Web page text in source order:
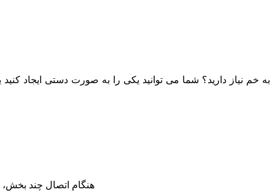
به خم نیاز دارید؟ شما می توانید یکی را به صورت دستی ایجاد
2. هنگام اتصال چند